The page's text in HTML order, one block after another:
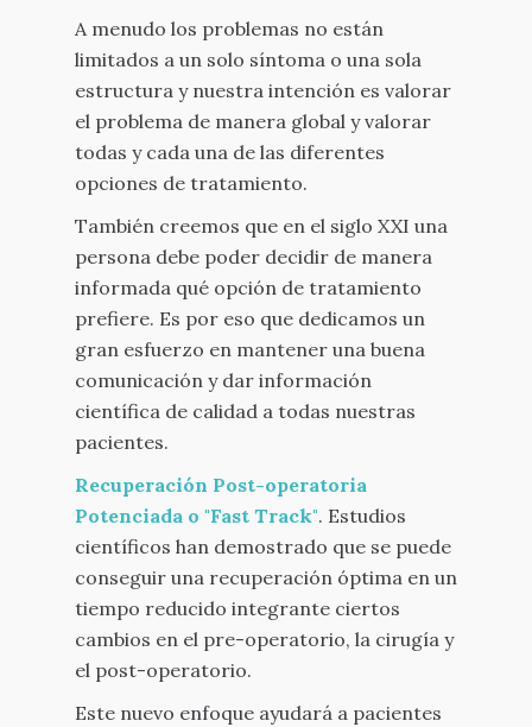
A menudo los problemas no están
limitados a un solo síntoma o una sola
estructura y nuestra intención es valorar
el problema de manera global y valorar
todas y cada una de las diferentes
opciones de tratamiento.
También creemos que en el siglo XXI una
persona debe poder decidir de manera
informada qué opción de tratamiento
prefiere. Es por eso que dedicamos un
gran esfuerzo en mantener una buena
comunicación y dar información
científica de calidad a todas nuestras
pacientes.
Recuperación Post-operatoria
Potenciada o "Fast Track". Estudios
científicos han demostrado que se puede
conseguir una recuperación óptima en un
tiempo reducido integrante ciertos
cambios en el pre-operatorio, la cirugía y
el post-operatorio.
Este nuevo enfoque ayudará a pacientes